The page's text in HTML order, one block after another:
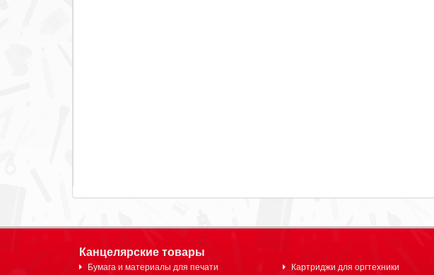
Канцелярские товары
Бумага и материалы для печати
Картриджи для оргтехники